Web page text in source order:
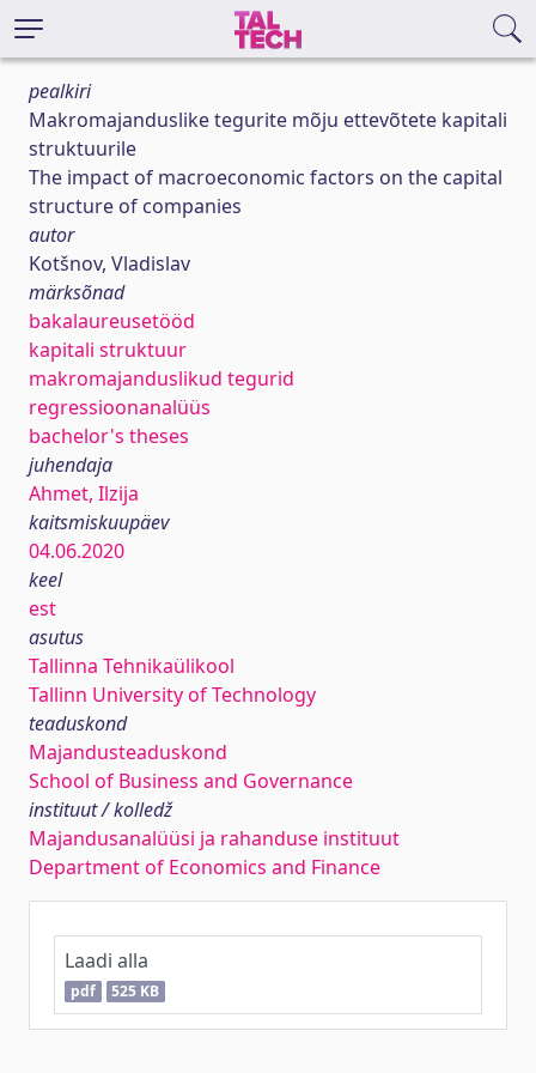
pealkiri
Makromajanduslike tegurite mõju ettevõtete kapitali
struktuurile
The impact of macroeconomic factors on the capital
structure of companies
autor
Kotšnov, Vladislav
märksõnad
bakalaureusetööd
kapitali struktuur
makromajanduslikud tegurid
regressioonanalüüs
bachelor's theses
juhendaja
Ahmet, Ilzija
kaitsmiskuupäev
04.06.2020
keel
est
asutus
Tallinna Tehnikaülikool
Tallinn University of Technology
teaduskond
Majandusteaduskond
School of Business and Governance
instituut / kolledž
Majandusanalüüsi ja rahanduse instituut
Department of Economics and Finance
Laadi alla
pdf 525 KB